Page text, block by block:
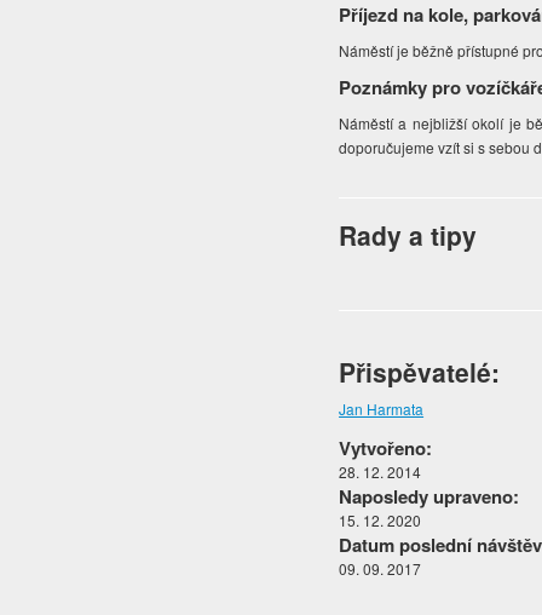
Příjezd na kole,
Náměstí je běžně přístupné
Poznámky pro
Náměstí a nejbližší okolí je
doporučujeme vzít si s sebou
Rady a tipy
Přispěvatelé:
Jan Harmata
Vytvořeno:
28. 12. 2014
Naposledy upraveno:
15. 12. 2020
Datum poslední
09. 09. 2017